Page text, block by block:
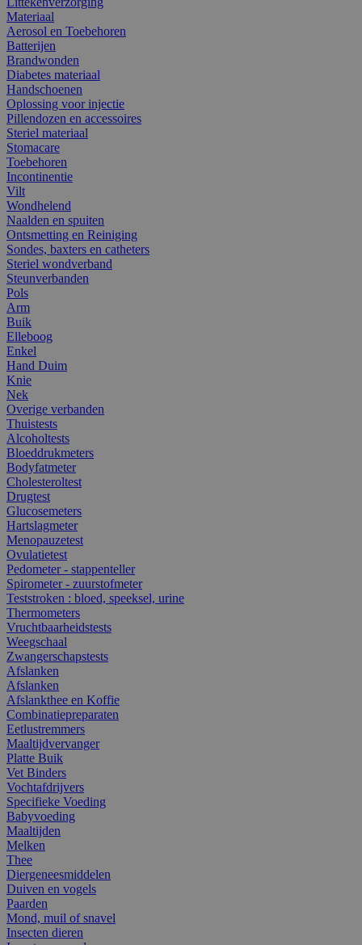
Materiaal
Aerosol en Toebehoren
Batterijen
Brandwonden
Diabetes materiaal
Handschoenen
Oplossing voor injectie
Pillendozen en accessoires
Steriel materiaal
Stomacare
Toebehoren
Incontinentie
Vilt
Wondhelend
Naalden en spuiten
Ontsmetting en Reiniging
Sondes, baxters en catheters
Steriel wondverband
Steunverbanden
Pols
Arm
Buik
Elleboog
Enkel
Hand Duim
Knie
Nek
Overige verbanden
Thuistests
Alcoholtests
Bloeddrukmeters
Bodyfatmeter
Cholesteroltest
Drugtest
Glucosemeters
Hartslagmeter
Menopauzetest
Ovulatietest
Pedometer - stappenteller
Spirometer - zuurstofmeter
Teststroken : bloed, speeksel, urine
Thermometers
Vruchtbaarheidstests
Weegschaal
Zwangerschapstests
Afslanken
Afslanken
Afslankthee en Koffie
Combinatiepreparaten
Eetlustremmers
Maaltijdvervanger
Platte Buik
Vet Binders
Vochtafdrijvers
Specifieke Voeding
Babyvoeding
Maaltijden
Melken
Thee
Diergeneesmiddelen
Duiven en vogels
Paarden
Mond, muil of snavel
Insecten dieren